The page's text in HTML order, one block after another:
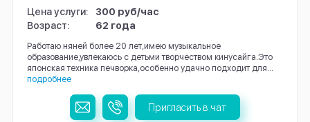
Цена услуги:
300 руб/час
Возраст:
62 года
Работаю няней более 20 лет,имею музыкальное
образование,увлекаюсь с детьми творчеством кинусайга.Это
японская техника печворка,особенно удачно подходит для...
подробнее
Пригласить в чат